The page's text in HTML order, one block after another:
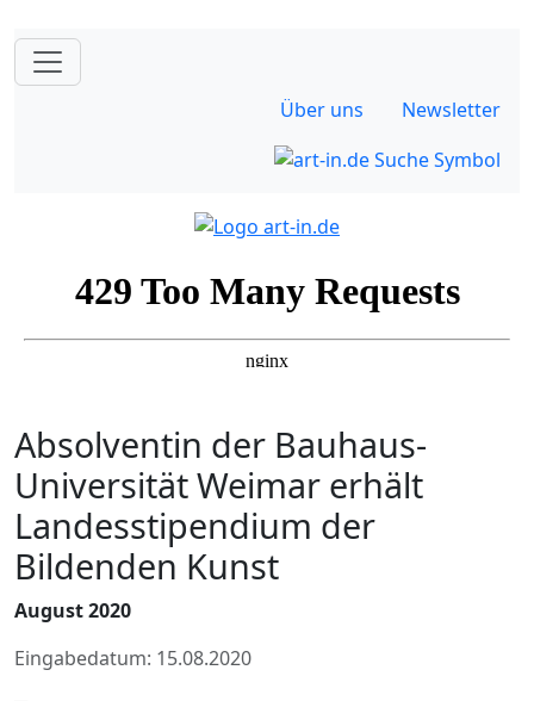
Über uns Newsletter
Absolventin der Bauhaus-
Universität Weimar erhält
Landesstipendium der
Bildenden Kunst
August 2020
Eingabedatum: 15.08.2020